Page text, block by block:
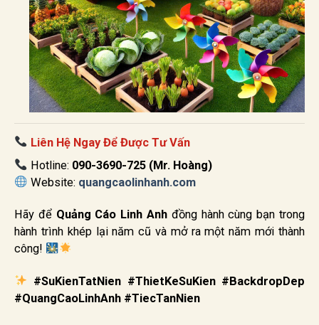
Liên Hệ Ngay Để Được Tư Vấn
Hotline: 090-3690-725 (Mr. Hoàng)
Website: quangcaolinhanh.com
Hãy để Quảng Cáo Linh Anh đồng hành cùng bạn trong
hành trình khép lại năm cũ và mở ra một năm mới thành
công!
#SuKienTatNien #ThietKeSuKien #BackdropDep
#QuangCaoLinhAnh #TiecTanNien